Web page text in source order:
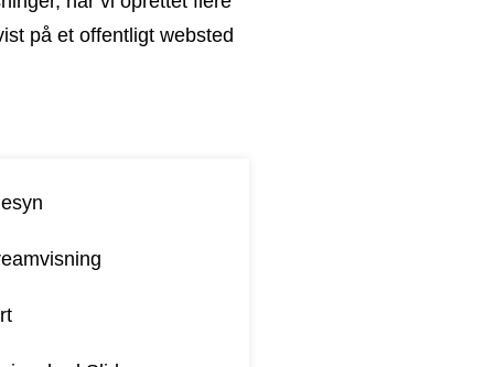
på et offentligt websted